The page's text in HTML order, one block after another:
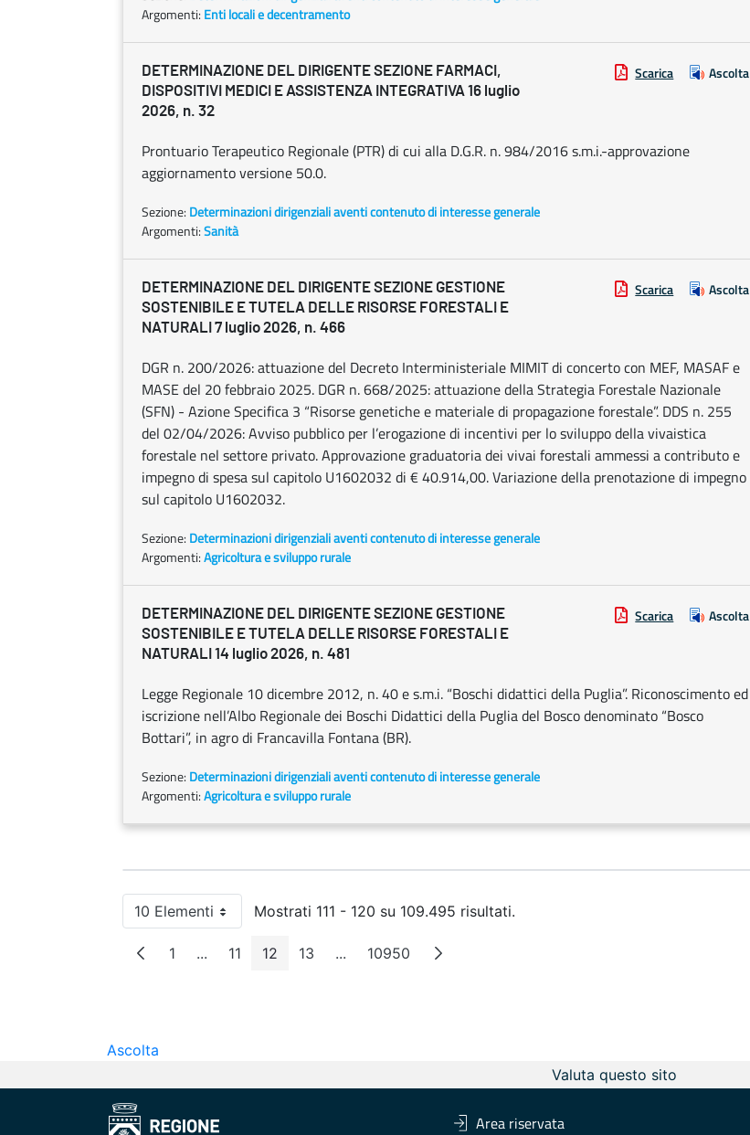
Argomenti: Enti locali e decentramento
DETERMINAZIONE DEL DIRIGENTE SEZIONE FARMACI,
DISPOSITIVI MEDICI E ASSISTENZA INTEGRATIVA 16 luglio
2026, n. 32
Scarica Ascolta
Prontuario Terapeutico Regionale (PTR) di cui alla D.G.R. n. 984/2016 s.m.i.-approvazione
aggiornamento versione 50.0.
Sezione: Determinazioni dirigenziali aventi contenuto di interesse generale
Argomenti:Sanità
DETERMINAZIONE DEL DIRIGENTE SEZIONE GESTIONE
SOSTENIBILE E TUTELA DELLE RISORSE FORESTALI E
NATURALI 7 luglio 2026, n. 466
Scarica Ascolta
DGR n. 200/2026: attuazione del Decreto Interministeriale MIMIT di concerto con MEF, MASAF e
MASE del 20 febbraio 2025. DGR n. 668/2025: attuazione della Strategia Forestale Nazionale
(SFN) - Azione Specifica 3 “Risorse genetiche e materiale di propagazione forestale”. DDS n. 255
del 02/04/2026: Avviso pubblico per l’erogazione di incentivi per lo sviluppo della vivaistica
forestale nel settore privato. Approvazione graduatoria dei vivai forestali ammessi a contributo e
impegno di spesa sul capitolo U1602032 di € 40.914,00. Variazione della prenotazione di impegno
sul capitolo U1602032.
Sezione: Determinazioni dirigenziali aventi contenuto di interesse generale
Argomenti:Agricoltura e sviluppo rurale
DETERMINAZIONE DEL DIRIGENTE SEZIONE GESTIONE
SOSTENIBILE E TUTELA DELLE RISORSE FORESTALI E
NATURALI 14 luglio 2026, n. 481
Scarica Ascolta
Legge Regionale 10 dicembre 2012, n. 40 e s.m.i. “Boschi didattici della Puglia”. Riconoscimento ed
iscrizione nell’Albo Regionale dei Boschi Didattici della Puglia del Bosco denominato “Bosco
Bottari”, in agro di Francavilla Fontana (BR).
Sezione: Determinazioni dirigenziali aventi contenuto di interesse generale
Argomenti:Agricoltura e sviluppo rurale
10 ElementiPer paginaMostrati 111 - 120 su 109.495 risultati.
Pagina
1 ...Pagine intermedie
Pagina
11 Pagina
12 Pagina
13 ...Pagine intermedie
Pagina
10950
Ascolta
Valuta questo sito
Area riservata